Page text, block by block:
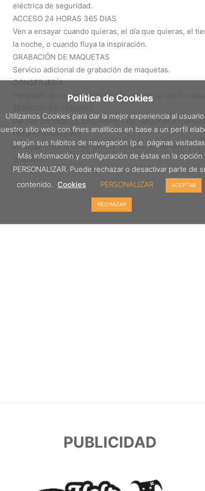
eléctrica de seguridad.
ACCESO 24 HORAS 365 DIAS
Ven a ensayar cuando quieras, el día que quieras, el
la noche, o cuando fluya la inspiración.
GRABACIÓN DE MAQUETAS
Servicio adicional de grabación de maquetas.
CONSERJERÍA
Personal de recepción en horario de ofician para
Para tu comodidad, disponemos de máquinas
PROFESIONALIDAD
En estas instalaciones existen profesores de
grabación.
PUBLICIDAD
Política de Cookies
Utilizamos Cookies para dar la mejor experiencia al
sitio web con fines analíticos en base a un perfil
según sus hábitos de navegación (p.e. páginas
Más información y configuración de éstas en la opción
PERSONALIZAR. Puede rechazar o desactivar parte de
contenido. Cookies PERSONALIZAR ACEPTAR
RECHAZAR